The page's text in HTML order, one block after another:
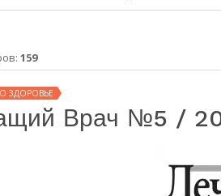
159
ЗДОРОВЬЕ
Врач №5 /